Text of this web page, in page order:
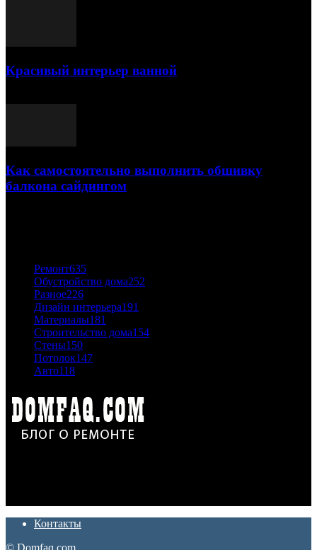
Красивый интерьер ванной
Как самостоятельно выполнить обшивку
балкона сайдингом
Ремонт635
Обустройство дома252
Разное226
Дизайн интерьера191
Материалы181
Строительство дома154
Стены150
Потолок147
Авто118
Контакты